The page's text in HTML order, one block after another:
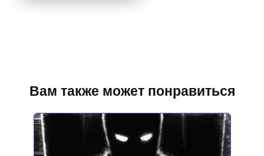
Вам также может понравиться